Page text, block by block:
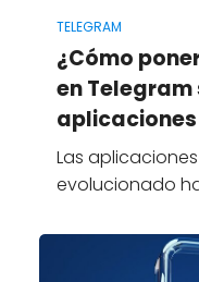
TELEGRAM
¿Cómo
en
Las
evolucionado